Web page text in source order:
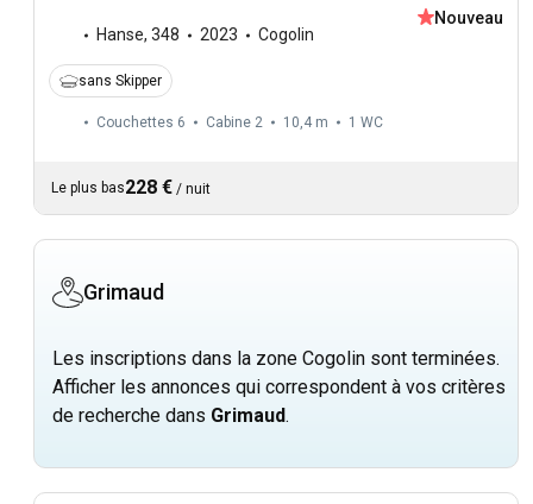
Hanse, 348 2023 Cogolin
Nouveau
sans Skipper
Couchettes 6 Cabine 2 10,4 m 1 WC
Le plus bas228 € / nuit
Grimaud
Les inscriptions dans la zone Cogolin sont terminées.
Afficher les annonces qui correspondent à vos critères
de recherche dans Grimaud.